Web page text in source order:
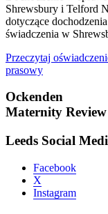
Shrewsbury i Telford
dotyczące
świadczenia w
Przeczytaj
prasowy
Ockenden
Maternity Review
Leeds Social
Facebook
X
Instagram